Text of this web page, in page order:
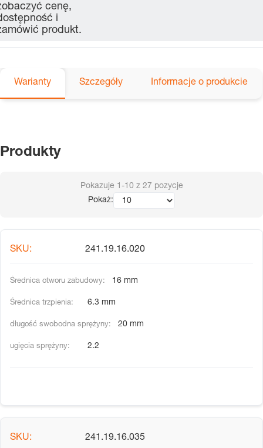
cenę,
i
produkt.
Warianty Szczegóły Informacje o produkcie
Produkty
Pokazuje 1-10 z 27 pozycje
Pokaż:
241.19.16.020
16 mm
6.3 mm
20 mm
2.2
241.19.16.035